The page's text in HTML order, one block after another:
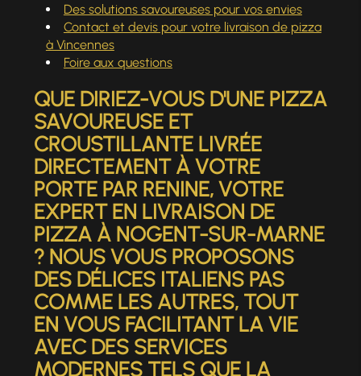
Des solutions savoureuses pour vos envies
Contact et devis pour votre livraison de pizza
à Vincennes
Foire aux questions
QUE DIRIEZ-VOUS D'UNE PIZZA
SAVOUREUSE ET
CROUSTILLANTE LIVRÉE
DIRECTEMENT À VOTRE
PORTE PAR RENINE, VOTRE
EXPERT EN LIVRAISON DE
PIZZA À NOGENT-SUR-MARNE
? NOUS VOUS PROPOSONS
DES DÉLICES ITALIENS PAS
COMME LES AUTRES, TOUT
EN VOUS FACILITANT LA VIE
AVEC DES SERVICES
MODERNES TELS QUE LA